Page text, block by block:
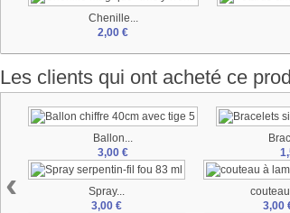
Chenille...
2,00 €
Les clients qui ont acheté ce
Ballon...
3,00 €
Spray...
3,00 €
3,00
‹